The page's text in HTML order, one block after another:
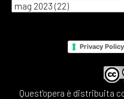
Privacy Policy
Quest'opera è distribuita